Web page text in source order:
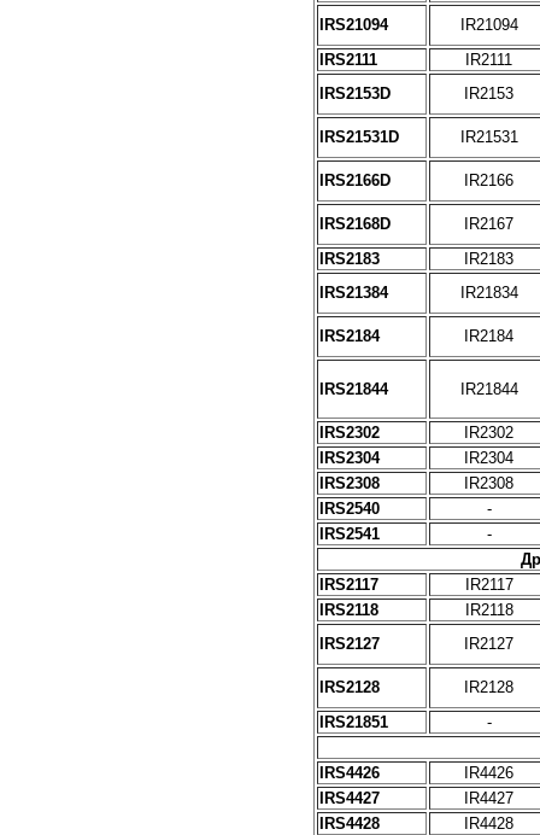
IRS21094
IR21094
IRS2111
IR2111
IRS2153D
IR2153
IRS21531D IR21531
IRS2166D IR2166
IRS2168D
IR2167
IRS2183
IR2183
IRS21384
IR21834
IRS2184 IR2184
IRS21844 IR21844
IRS2302
IR2302
IRS2304
IR2304
IRS2308
IR2308
IRS2540
-
IRS2541
-
IRS2117
IR2117
IRS2118
IR2118
IRS2127
IR2127
IRS2128
IR2128
IRS21851
-
IRS4426
IR4426
IRS4427
IR4427
IRS4428
IR4428